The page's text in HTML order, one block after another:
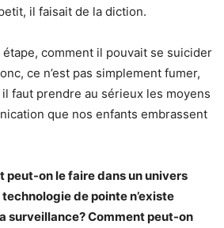
il faisait de la diction.
étape, comment il pouvait se suicider
ce n’est pas simplement fumer,
faut prendre au sérieux les moyens
que nos enfants embrassent
peut-on le faire dans un univers
de pointe n’existe
surveillance? Comment peut-on